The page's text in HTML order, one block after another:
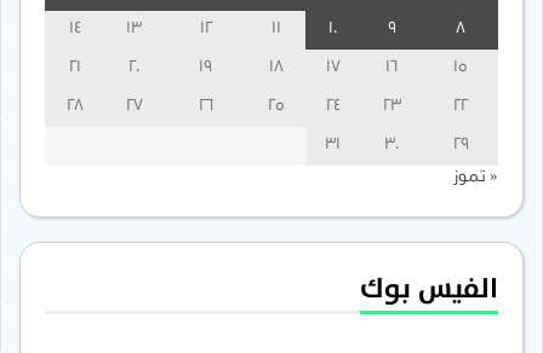
13
14
15
16
17
18
19
20
21
22
23
24
25
26
27
28
29
30
31
« تموز
الفيس بوك